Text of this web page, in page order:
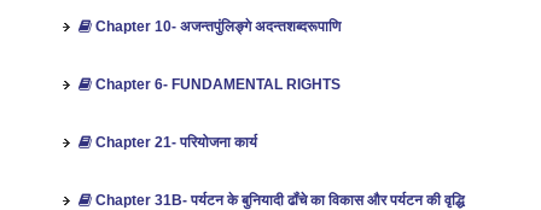
Chapter 10- अजन्तपुंलिङ्गे अदन्तशब्दरूपाणि
Chapter 6- FUNDAMENTAL RIGHTS
Chapter 21- परियोजना कार्य
Chapter 31B- पर्यटन के बुनियादी ढॉंचे का विकास और पर्यटन की वृद्धि